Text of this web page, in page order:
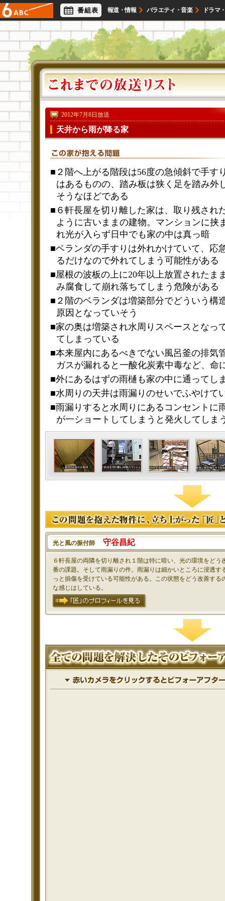
報道・情報 バラエティ・音楽 ドラマ
アナウンサー ライフスタイル 映画・試写会
番組表
2012年7月8日放送
天井から雨が降る家
■２階へ上がる階段は56度の急傾斜で手す
はあるものの、踏み板は狭く足を踏み外
そうなほどである
■６軒長屋を切り離した家は、取り残され
ように古いままの建物。マンションに挟
れ光が入らず日中でも家の中は真っ暗
■ベランダの手すりは外れかけていて、応
るだけなので外れてしまう可能性がある
■屋根の波板の上に20年以上放置されたま
み腐食して崩れ落ちてしまう危険がある
■２階のベランダは増築部分でどういう構
原因となっていそう
■家の奥は増築され水周りスペースとなっ
てしまっている
■本来屋内にあるべきでない風呂釜の排気
ガスが漏れると一酸化炭素中毒など、命
■外にあるはずの雨樋も家の中に通ってし
■水周りの天井は雨漏りのせいでふやけて
■雨漏りすると水周りにあるコンセントに
が一ショートしてしまうと発火してしま
光と風の振付師 守谷昌紀
６軒長屋の両隣を切り離され１階は特に暗い、光の環境をどう
番の課題。そして雨漏りの件。雨漏りは細かいところに浸透す
っと損傷を受けている可能性がある。この状態をどう改善する
な感じはしている。